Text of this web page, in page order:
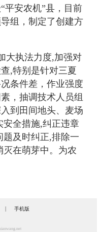
平安农机”县，目前
组，制定了创建方
大执法力度,加强对
,特别是针对三夏
条件差，作业强度
，抽调技术人员组
到田间地头、麦场
安全措施,纠正违章
及时纠正,排除一
在萌芽中。为农
| 手机版